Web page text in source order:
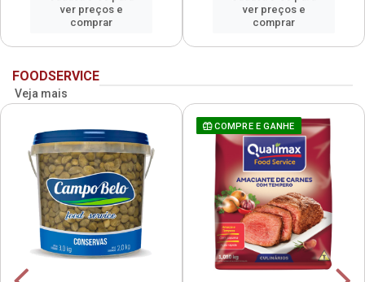
ver preços e
comprar
ver preços e
comprar
FOODSERVICE
Veja mais
COMPRE E GANHE